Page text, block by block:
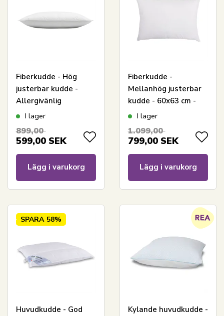
Fiberkudde - Hög
justerbar kudde -
Allergivänlig
huvudkudde - 60x63
Scandinavia
I lager
899,00
599,00 SEK
Lägg i varukorg
Fiberkudde -
Mellanhög justerbar
kudde - 60x63 cm -
Allergivänlig
Softfeel - Høie Of
I lager
1.099,00
799,00 SEK
Lägg i varukorg
SPARA 58%
Huvudkudde - God
Kylande huvudkudde -